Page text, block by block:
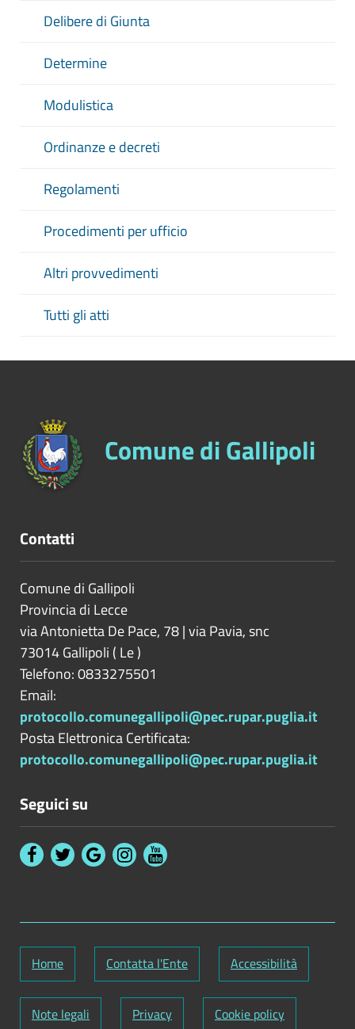
Delibere di Giunta
Determine
Modulistica
Ordinanze e decreti
Regolamenti
Procedimenti per ufficio
Altri provvedimenti
Tutti gli atti
Comune di Gallipoli
Contatti
Comune di Gallipoli
Provincia di Lecce
via Antonietta De Pace, 78 | via Pavia, snc
73014Gallipoli ( Le)
Telefono: 0833275501
Email:
protocollo.comunegallipoli@pec.rupar.puglia.it
Posta Elettronica Certificata:
protocollo.comunegallipoli@pec.rupar.puglia.it
Seguici su
Home Contatta l'Ente Accessibilità
Note legali Privacy Cookie policy